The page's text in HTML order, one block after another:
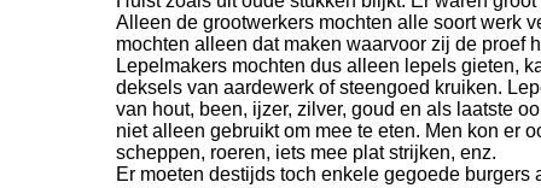
Alleen de grootwerkers mochten alle soort werk
mochten alleen dat maken waarvoor zij de proef
Lepelmakers mochten dus alleen lepels gieten,
deksels van aardewerk of steengoed kruiken.
van hout, been, ijzer, zilver, goud en als laatste
niet alleen gebruikt om mee te eten. Men kon er
scheppen, roeren, iets mee plat strijken, enz.
Er moeten destijds toch enkele gegoede burgers